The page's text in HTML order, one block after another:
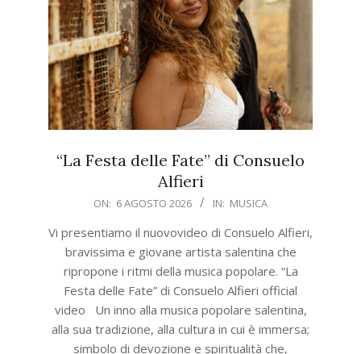
“La Festa delle Fate” di Consuelo
Alfieri
06
ON: 6 AGOSTO 2026 IN: MUSICA
Vi presentiamo il nuovovideo di Consuelo Alfieri,
bravissima e giovane artista salentina che
ripropone i ritmi della musica popolare. “La
Festa delle Fate” di Consuelo Alfieri official
video Un inno alla musica popolare salentina,
alla sua tradizione, alla cultura in cui è immersa;
simbolo di devozione e spiritualità che,